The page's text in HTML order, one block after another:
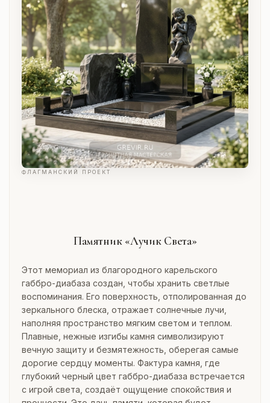
ФЛАГМАНСКИЙ ПРОЕКТ
Памятник «Лучик Света»
Этот мемориал из благородного карельского
габбро-диабаза создан, чтобы хранить светлые
воспоминания. Его поверхность, отполированная до
зеркального блеска, отражает солнечные лучи,
наполняя пространство мягким светом и теплом.
Плавные, нежные изгибы камня символизируют
вечную защиту и безмятежность, оберегая самые
дорогие сердцу моменты. Фактура камня, где
глубокий черный цвет габбро-диабаза встречается
с игрой света, создаёт ощущение спокойствия и